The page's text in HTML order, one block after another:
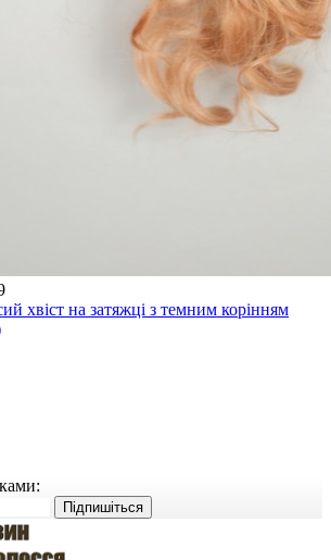
хвіст на затяжці з темним корінням
Підпишіться